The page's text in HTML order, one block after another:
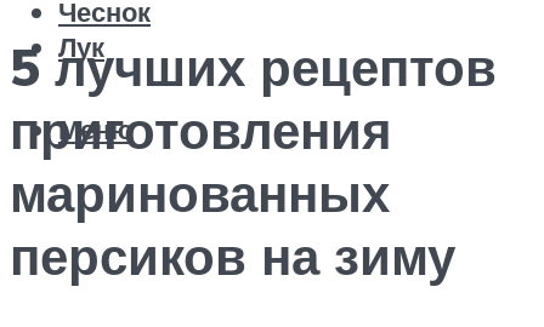
Чеснок
Лук
Меню
5 лучших рецептов
приготовления
маринованных
персиков на зиму